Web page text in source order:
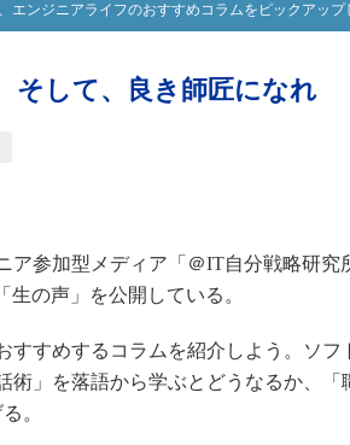
エンジニアライフのおすすめコラムをピックアップ
そして、良き師匠になれ
参加型メディア「＠IT自分戦略研究
生の声」を公開している。
すめするコラムを紹介しよう。ソフ
術」を落語から学ぶとどうなるか、
。